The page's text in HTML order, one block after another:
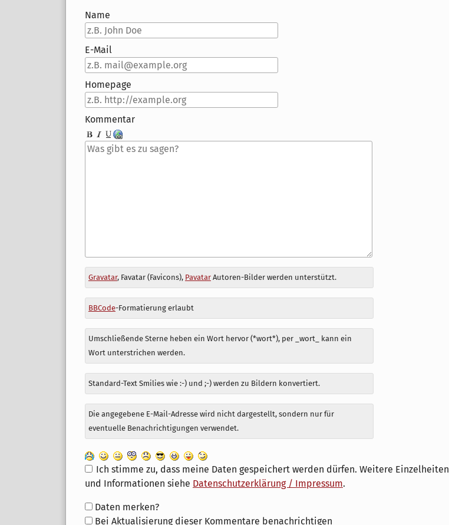
Name
E-Mail
Homepage
Kommentar
Antwort
zu
Gravatar, Favatar (Favicons), PavatarAutoren-Bilder werden unterstützt.
BBCode-Formatierung erlaubt
Umschließende Sterne heben ein Wort hervor (*wort*), per _wort_ kann ein
Wort unterstrichen werden.
Standard-Text Smilies wie :-) und ;-) werden zu Bildern konvertiert.
Die angegebene E-Mail-Adresse wird nicht dargestellt, sondern nur für
eventuelle Benachrichtigungen verwendet.
Ich stimme zu, dass meine Daten gespeichert werden dürfen. Weitere Einzelheiten
und Informationen siehe Datenschutzerklärung / Impressum.
Formular-
Optionen
Daten merken?
Bei Aktualisierung dieser Kommentare benachrichtigen